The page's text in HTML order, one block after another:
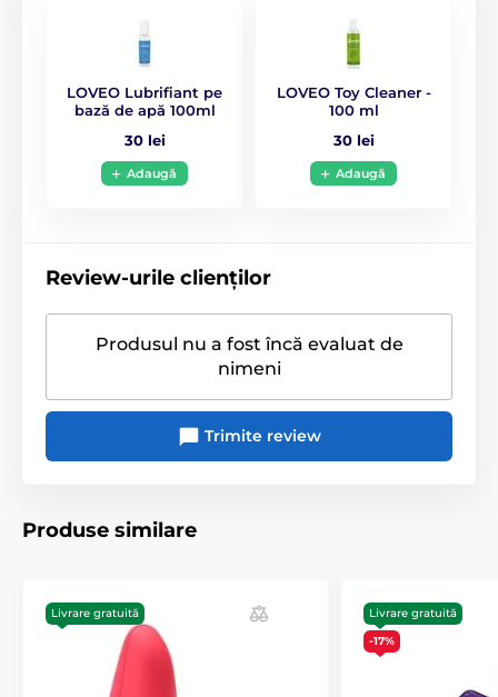
impermeabil - IPX7
Include o baterie reîncărcabilă litiu-ion.
Când este complet încărcat cu cablul USB inclus, oferă
60 de minute de utilizare intensă.
Utilizați-l doar cu lubrifianți pe bază de apă.
Produsul este inclus în categoria
Vibratoare pentru punctul G
Baterie reîncărcabilă
Diametru
LOVEO Lubrifiant pe
bază de apă 100ml
30 lei
Adaugă
LOVEO Toy Cleaner -
100 ml
30 lei
Adaugă
Review-urile clienților
Produsul nu a fost încă evaluat de
nimeni
Trimite review
Produse similare
Livrare gratuită
Livrare gratuită
-17%